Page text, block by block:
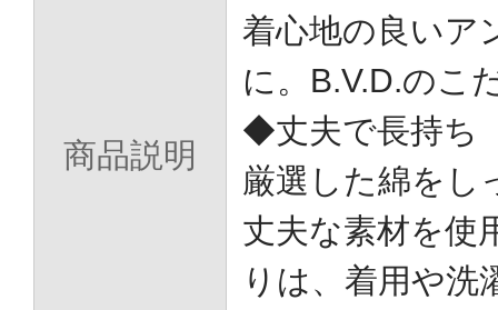
商品説明
着心地の良いア
に。B.V.D.のこ
◆丈夫で長持ち
厳選した綿をし
丈夫な素材を使
りは、着用や洗